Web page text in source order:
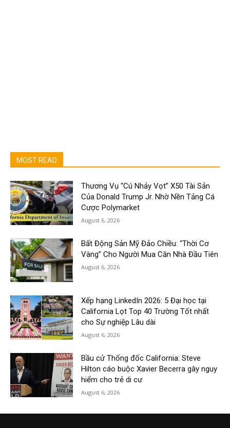
MOST READ
Thương Vụ “Cú Nhảy Vọt” X50 Tài Sản
Của Donald Trump Jr. Nhờ Nền Tảng Cá
Cược Polymarket
August 6, 2026
Bất Động Sản Mỹ Đảo Chiều: “Thời Cơ
Vàng” Cho Người Mua Căn Nhà Đầu Tiên
August 6, 2026
Xếp hạng LinkedIn 2026: 5 Đại học tại
California Lọt Top 40 Trường Tốt nhất
cho Sự nghiệp Lâu dài
August 6, 2026
Bầu cử Thống đốc California: Steve
Hilton cáo buộc Xavier Becerra gây nguy
hiểm cho trẻ di cư
August 6, 2026